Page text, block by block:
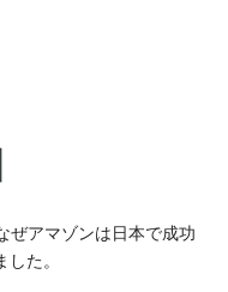
ぜアマゾンは日本で成功
た。